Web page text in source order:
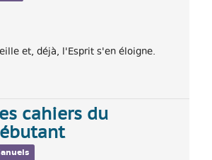
et, déjà, l'Esprit s'en éloigne.
cahiers du